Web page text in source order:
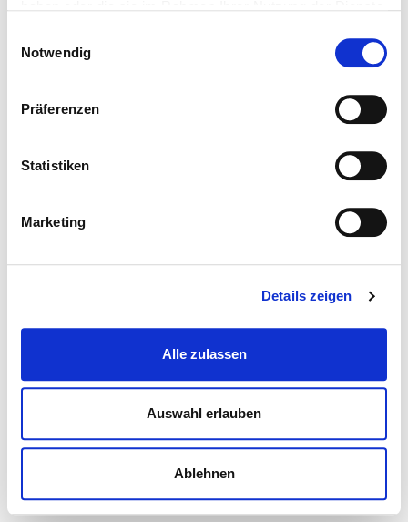
Notwendig
Präferenzen
Statistiken
Marketing
Details zeigen
Alle zulassen
Auswahl erlauben
Ablehnen